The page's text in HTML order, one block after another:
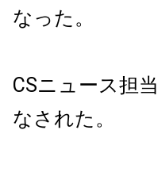
なった。
CSニュース担
なされた。